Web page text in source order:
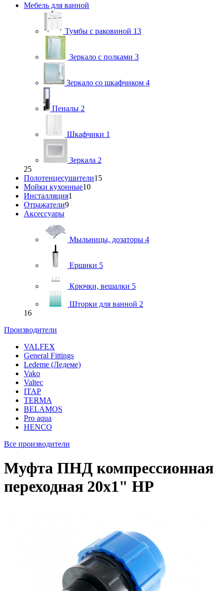
Мебель для ванной
Тумбы с раковиной 13
Зеркало с полками 3
Зеркало со шкафчиком 4
Пеналы 2
Шкафчики 1
Зеркала 2
25
Полотенцесушители15
Мойки кухонные10
Инсталляция1
Отражатели9
Аксессуары
Мыльницы, дозаторы 4
Ершики 5
Крючки, вешалки 5
Шторки для ванной 2
16
Производители
VALFEX
General Fittings
Ledeme (Ледеме)
Vako
Valtec
ITAP
TERMA
BELAMOS
Pro aqua
HENCO
Все производители
Муфта ПНД компрессионная
переходная 20х1" НP